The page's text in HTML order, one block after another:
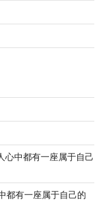
心中都有一座属于自己
都有一座属于自己的